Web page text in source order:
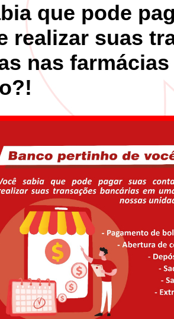
que pode
realizar suas
nas farmácias